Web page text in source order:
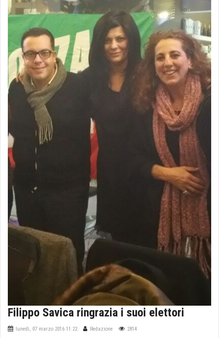
Filippo Savica ringrazia i suoi elettori
lunedì, 07 marzo 2016 11:22 Redazione 2814